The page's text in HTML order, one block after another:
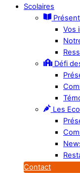
Scolaires
Vos
Défi
Les
Contact